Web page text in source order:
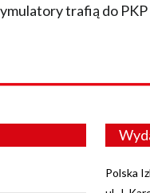
trafią do
Polska